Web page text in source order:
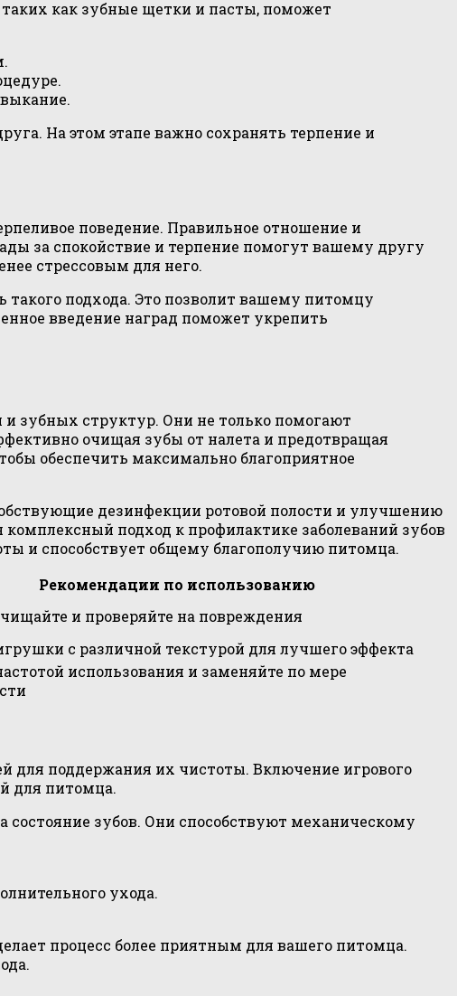
как зубные щетки и пасты, поможет
На этом этапе важно сохранять терпение и
поведение. Правильное отношение и
за спокойствие и терпение помогут вашему другу
стрессовым для него.
подхода. Это позволит вашему питомцу
введение наград поможет укрепить
зубных структур. Они не только помогают
очищая зубы от налета и предотвращая
обеспечить максимально благоприятное
дезинфекции ротовой полости и улучшению
подход к профилактике заболеваний зубов
и способствует общему благополучию питомца.
Рекомендации по использованию
и проверяйте на повреждения
с различной текстурой для лучшего эффекта
использования и заменяйте по мере
для поддержания их чистоты. Включение игрового
для питомца.
зубов. Они способствуют механическому
ухода.
процесс более приятным для вашего питомца.